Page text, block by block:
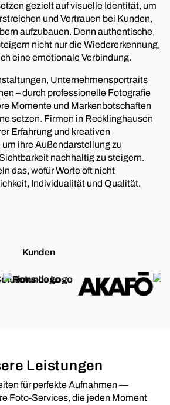
gezielt auf visuelle Identität, um
und Vertrauen bei Kunden,
aufzubauen. Denn authentische,
nicht nur die Wiedererkennung,
eine emotionale Verbindung.
Unternehmensportraits
– durch professionelle Fotografie
Momente und Markenbotschaften
setzen. Firmen in Recklinghausen
Erfahrung und kreativen
ihre Außendarstellung zu
nachhaltig zu steigern.
das, wofür Worte oft nicht
Individualität und Qualität.
Kunden
Leistungen
für perfekte Aufnahmen —
Foto-Services, die jeden Moment